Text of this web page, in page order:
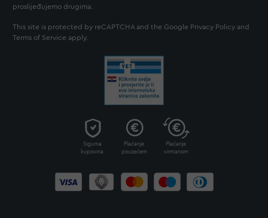
proslijeđujemo drugima.
This site is protected by reCAPTCHA and the Google Privacy Policy and
Terms of Service apply.
Sigurna
kupovina
Plaćanje
pouzećem
Plaćanje
virmanom